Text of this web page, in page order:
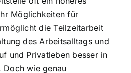
Möglichkeiten für
die Teilzeitarbeit
des Arbeitsalltags und
und Privatleben besser in
Doch wie genau